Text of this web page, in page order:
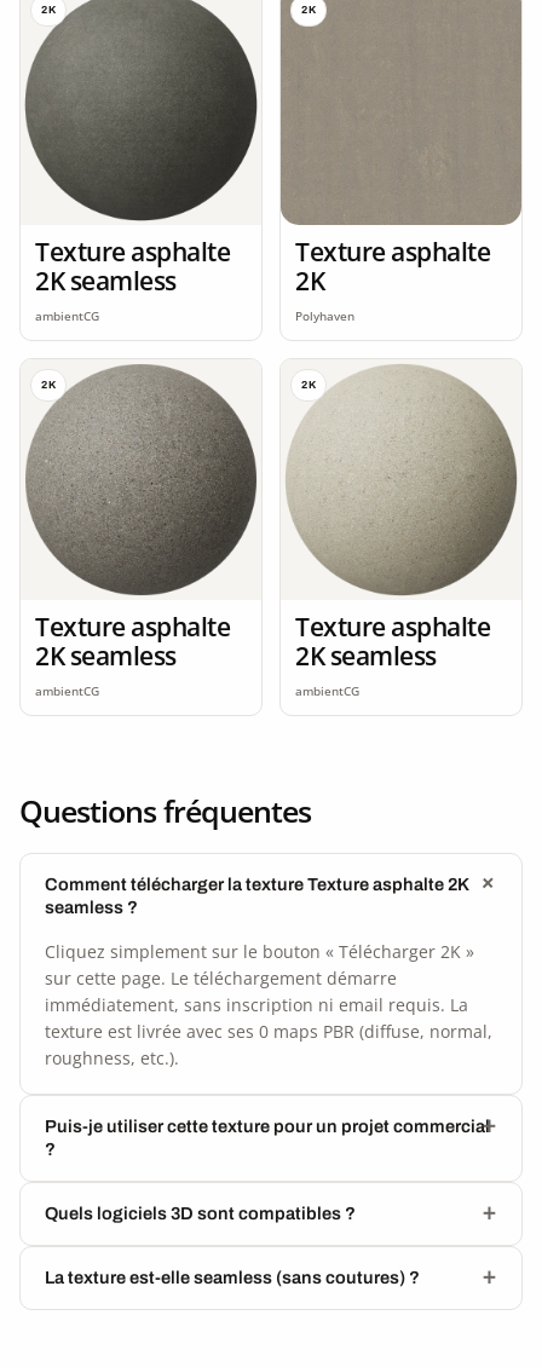
2K
Texture asphalte
2K seamless
ambientCG
2K
Texture asphalte
2K
Polyhaven
2K
Texture asphalte
2K seamless
ambientCG
2K
Texture asphalte
2K seamless
ambientCG
Questions fréquentes
Comment télécharger la texture Texture asphalte 2K
seamless ?
Cliquez simplement sur le bouton « Télécharger 2K »
sur cette page. Le téléchargement démarre
immédiatement, sans inscription ni email requis. La
texture est livrée avec ses 0 maps PBR (diffuse, normal,
roughness, etc.).
Puis-je utiliser cette texture pour un projet commercial
?
Quels logiciels 3D sont compatibles ?
La texture est-elle seamless (sans coutures) ?